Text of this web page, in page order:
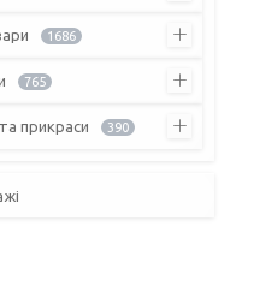
1686
765
прикраси 390